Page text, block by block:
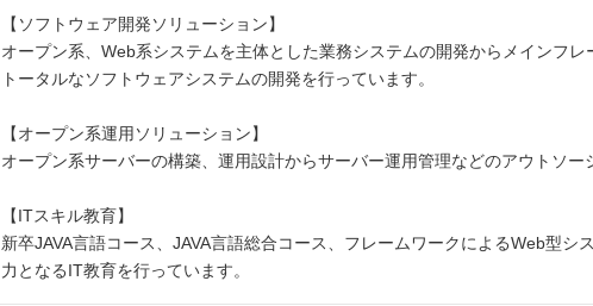
【ソフトウェア開発ソリューション】
オープン系、Web系システムを主体とした業務システムの開発からメインフ
トータルなソフトウェアシステムの開発を行っています。
【オープン系運用ソリューション】
オープン系サーバーの構築、運用設計からサーバー運用管理などのアウトソー
【ITスキル教育】
新卒JAVA言語コース、JAVA言語総合コース、フレームワークによるWeb型シ
力となるIT教育を行っています。